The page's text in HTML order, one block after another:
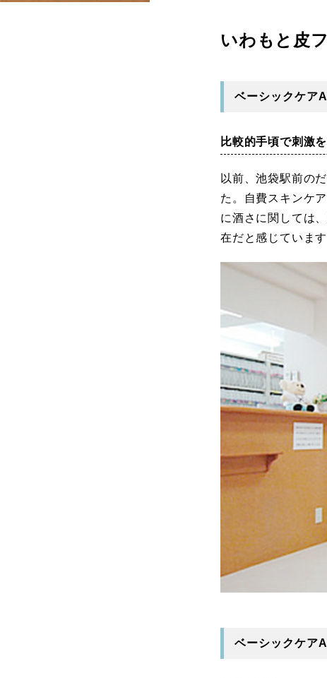
いわもと皮
ベーシックケア
比較的手頃で刺激
以前、池袋駅前の
た。自費スキンケ
に酒さに関しては
在だと感じています
ベーシックケア